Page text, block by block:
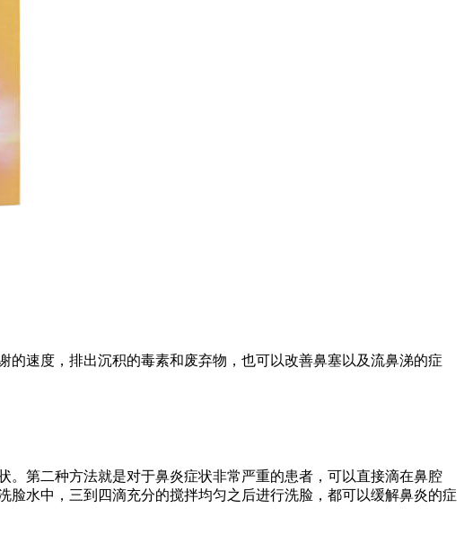
速度，排出沉积的毒素和废弃物，也可以改善鼻塞以及流鼻涕的症
第二种方法就是对于鼻炎症状非常严重的患者，可以直接滴在鼻腔
水中，三到四滴充分的搅拌均匀之后进行洗脸，都可以缓解鼻炎的症